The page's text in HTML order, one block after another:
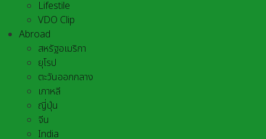
Lifestile
VDO Clip
Abroad
สหรัฐอเมริกา
ยุโรป
ตะวันออกกลาง
เกาหลี
ญี่ปุ่น
จีน
India